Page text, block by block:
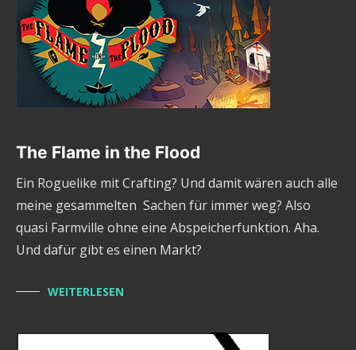
The Flame in the Flood
Ein Roguelike mit Crafting? Und damit wären auch alle
meine gesammelten Sachen für immer weg? Also
quasi Farmville ohne eine Abspeicherfunktion. Aha.
Und dafür gibt es einen Markt?
WEITERLESEN